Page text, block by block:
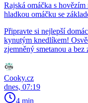
Rajská omáčka s
hladkou omáčku se
Připravte si nejlepší
kynutým knedlíkem!
zjemněný smetanou a
Cooky.cz
dnes, 07:19
4 min